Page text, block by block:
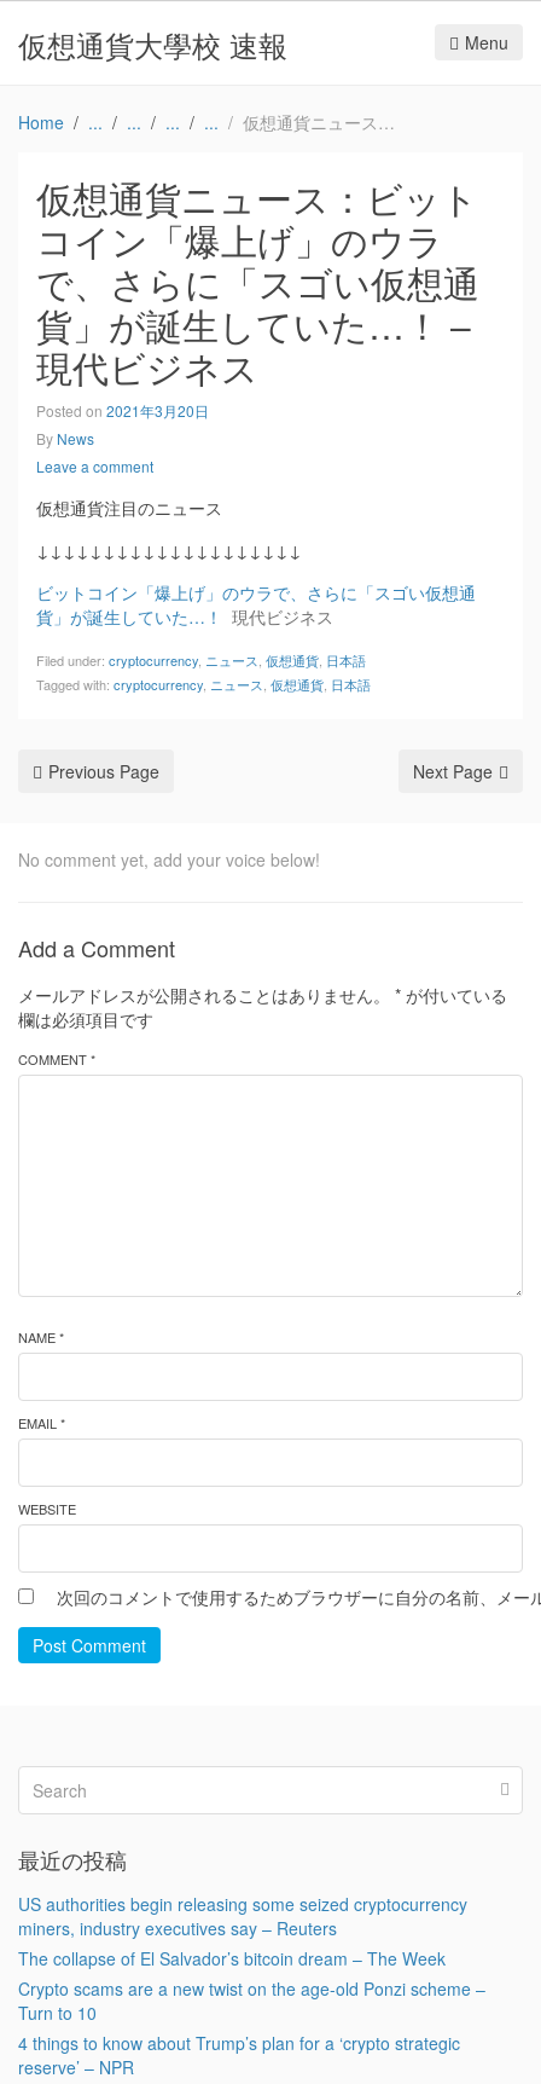
仮想通貨大學校 速報 Menu
Home 仮想通貨ニュース：ビットコイン「爆上げ」のウラで、さらに「スゴい仮想通貨」が誕生していた…！ – 現代ビジネス
仮想通貨ニュース：ビット
コイン「爆上げ」のウラ
で、さらに「スゴい仮想通
貨」が誕生していた…！ –
現代ビジネス
Posted on 2021年3月20日
By News
Leave a comment
仮想通貨注目のニュース
↓↓↓↓↓↓↓↓↓↓↓↓↓↓↓↓↓↓↓↓
ビットコイン「爆上げ」のウラで、さらに「スゴい仮想通
貨」が誕生していた…！
現代ビジネス
Filed under: cryptocurrency ニュース 仮想通貨 日本語
Tagged with: cryptocurrency ニュース 仮想通貨 日本語
Previous Page Next Page
No comment yet, add your voice below!
Add a Comment
メールアドレスが公開されることはありません。 * が付いている
欄は必須項目です
COMMENT *
NAME *
EMAIL *
WEBSITE
次回のコメントで使用するためブラウザーに自分の名前、メー
Post Comment
最近の投稿
US authorities begin releasing some seized cryptocurrency
miners, industry executives say – Reuters
The collapse of El Salvador’s bitcoin dream – The Week
Crypto scams are a new twist on the age-old Ponzi scheme –
Turn to 10
4 things to know about Trump’s plan for a ‘crypto strategic
reserve’ – NPR